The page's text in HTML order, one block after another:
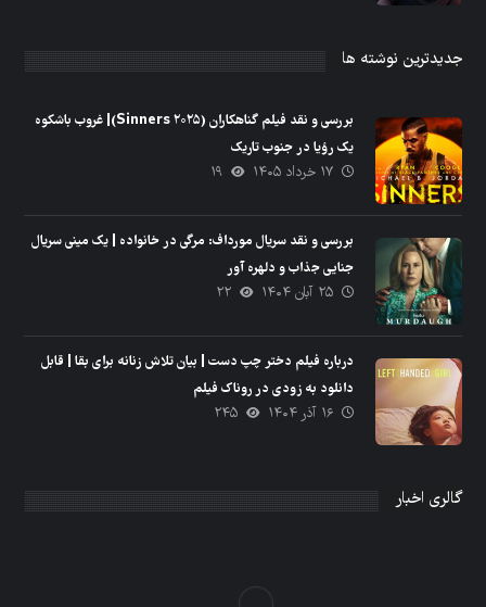
جدیدترین نوشته ها
بررسی و نقد فیلم گناهکاران (Sinners ۲۰۲۵)| غروب باشکوه
یک رؤیا در جنوب تاریک
۱۷ خرداد ۱۴۰۵
۱۹
بررسی و نقد سریال مورداف: مرگی در خانواده | یک مینی سریال
جنایی جذاب و دلهره آور
۲۵ آبان ۱۴۰۴
۲۲
درباره فیلم دختر چپ دست | بیان تلاش زنانه برای بقا | قابل
دانلود به زودی در روناک فیلم
۱۶ آذر ۱۴۰۴
۲۴۵
گالری اخبار